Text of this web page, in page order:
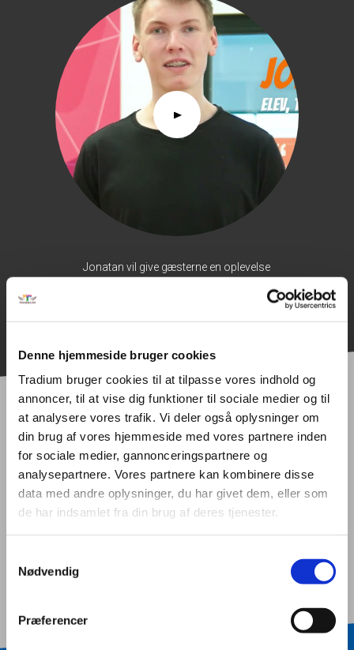
Denne hjemmeside bruger cookies
Tradium bruger cookies til at tilpasse vores indhold og
annoncer, til at vise dig funktioner til sociale medier og til
at analysere vores trafik. Vi deler også oplysninger om
din brug af vores hjemmeside med vores partnere inden
for sociale medier, gannonceringspartnere og
analysepartnere. Vores partnere kan kombinere disse
data med andre oplysninger, du har givet dem, eller som
de har indsamlet fra din brug af deres tjenester.
Nødvendig
Præferencer
Jonatan vil give gæsterne en oplevelse
Hold dig opdateret om
Tradium